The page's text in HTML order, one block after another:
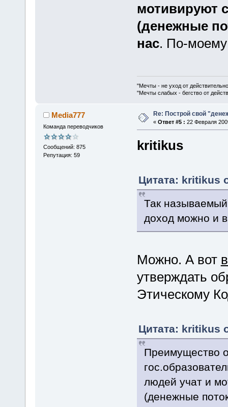
мотивируют
(денежные
нас. По-моему
"Мечты - не уход от
"Мечты слабых - бегство от
Media777
Команда переводчиков
Сообщений: 875
Репутация: 59
Re: Построй свой
« Ответ #5 : 22 Февраля
kritikus
Цитата: kritikus
Так
доход можно и в
Можно. А вот
утверждать
Этическому
Цитата: kritikus
Преимущество
людей учат и
(денежные